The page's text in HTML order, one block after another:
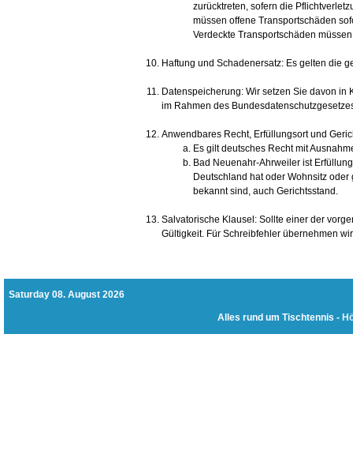
zurücktreten, sofern die
müssen offene Transportschäden
Verdeckte Transportschäden
Haftung und Schadenersatz: Es gelten die
Datenspeicherung: Wir setzen Sie davon
im Rahmen des
Anwendbares Recht, Erfüllungsort und
Es gilt deutsches Recht mit
Bad Neuenahr-Ahrweiler ist
Deutschland hat oder Wohnsitz
bekannt sind, auch Gerichtsstand.
Salvatorische Klausel: Sollte einer der
Gültigkeit. Für Schreibfehler übernehmen
Saturday 08. August 2026
Alles rund um Tischtennis -